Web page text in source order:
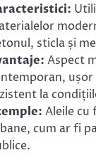
sticla și
Aspect
la
Aleile cu
cum ar fi